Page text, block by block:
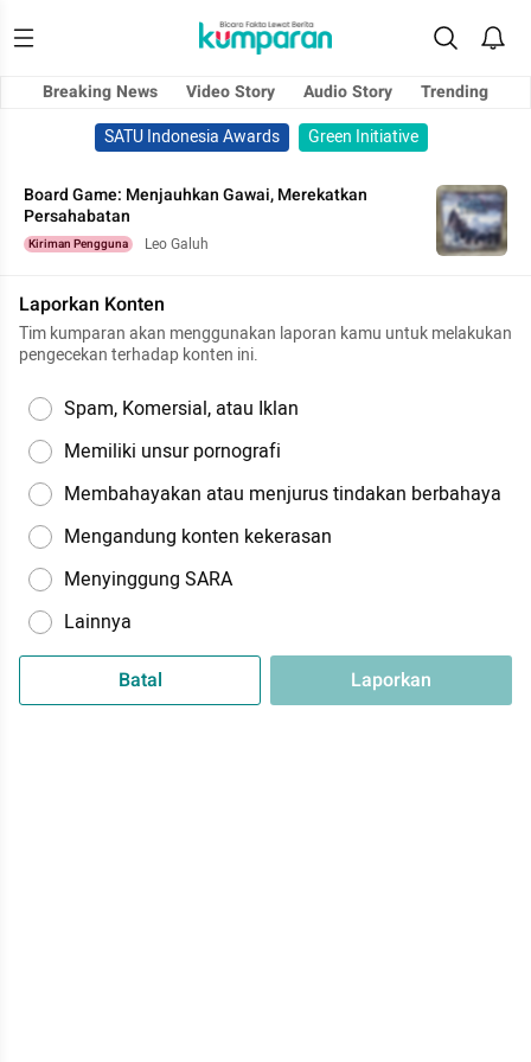
Breaking News Video Story Audio Story
Trending
SATU Indonesia Awards
Green Initiative
Board Game: Menjauhkan Gawai, Merekatkan
Persahabatan
Kiriman Pengguna Leo Galuh
Laporkan Konten
Tim kumparan akan menggunakan laporan kamu untuk melakukan
pengecekan terhadap konten ini.
Spam, Komersial, atau Iklan
Memiliki unsur pornografi
Membahayakan atau menjurus tindakan berbahaya
Mengandung konten kekerasan
Menyinggung SARA
Lainnya
Batal Laporkan